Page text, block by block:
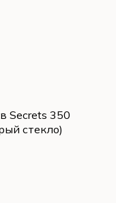
Secrets 350
стекло)